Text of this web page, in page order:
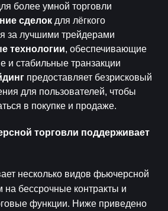
более умной торговли
сделок для лёгкого
за лучшими трейдерами
технологии, обеспечивающие
и стабильные транзакции
предоставляет безрисковый
для пользователей, чтобы
в покупке и продаже.
торговли поддерживает
несколько видов фьючерсной
на бессрочные контракты и
функции. Ниже приведено